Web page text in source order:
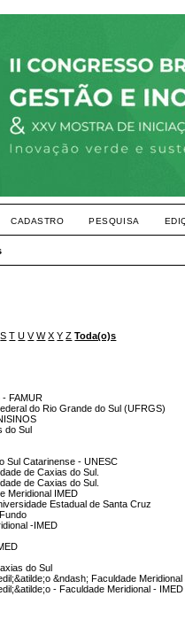
CADASTRO PESQUISA
S T U V W X Y Z Toda(o)s
- FAMUR
do Rio Grande do Sul (UFRGS)
do Sul
Sul Catarinense - UNESC
de Caxias do Sul.
de Caxias do Sul.
Meridional IMED
Estadual de Santa Cruz
-IMED
do Sul
&ndash; Faculdade
- Faculdade Meridional - IMED